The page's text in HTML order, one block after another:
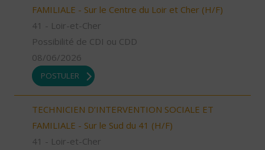
FAMILIALE - Sur le Centre du Loir et Cher (H/F)
41 - Loir-et-Cher
Possibilité de CDI ou CDD
08/06/2026
POSTULER
TECHNICIEN D’INTERVENTION SOCIALE ET
FAMILIALE - Sur le Sud du 41 (H/F)
41 - Loir-et-Cher